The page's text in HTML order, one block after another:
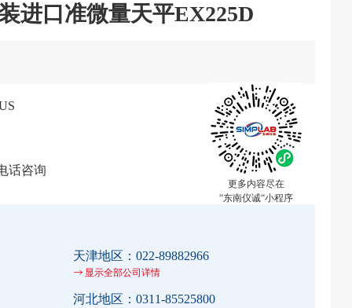
进口准微量天平EX225D
更多内容尽在
“东南仪诚“小程序
话咨询
天津地区：022-89882966
显示全部公司详情
河北地区：0311-85525800